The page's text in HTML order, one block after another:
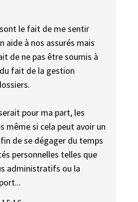
le fait de me sentir
aide à nos assurés mais
de ne pas être soumis à
fait de la gestion
pour ma part, les
même si cela peut avoir un
de se dégager du temps
personnelles telles que
administratifs ou la